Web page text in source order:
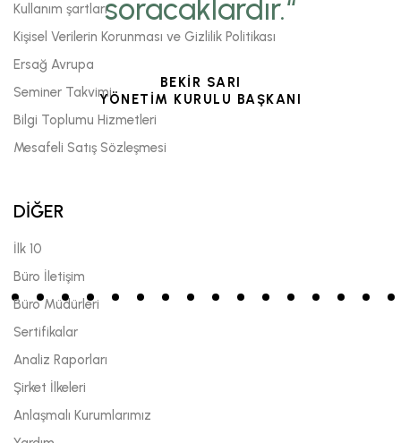
soracaklardır.“
BEKİR SARI
YÖNETİM KURULU BAŞKANI
Kullanım şartları
Kişisel Verilerin Korunması ve Gizlilik Politikası
Ersağ Avrupa
Seminer Takvimi
Bilgi Toplumu Hizmetleri
Mesafeli Satış Sözleşmesi
DİĞER
İlk 10
Büro İletişim
Büro Müdürleri
Sertifikalar
Analiz Raporları
Şirket İlkeleri
Anlaşmalı Kurumlarımız